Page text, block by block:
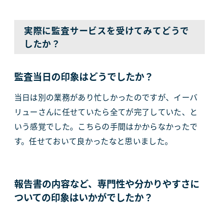
実際に監査サービスを受けてみてどうで
したか？
監査当日の印象はどうでしたか？
当日は別の業務があり忙しかったのですが、イーバ
リューさんに任せていたら全てが完了していた、と
いう感覚でした。こちらの手間はかからなかったで
す。任せておいて良かったなと思いました。
報告書の内容など、専門性や分かりやすさに
ついての印象はいかがでしたか？